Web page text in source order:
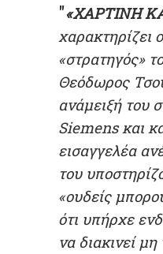
"«ΧΑΡΤΙΝΗ
χαρακτηρίζει
«στρατηγός»
Θεόδωρος
ανάμειξή του
Siemens και
εισαγγελέα
του
«ουδείς
ότι υπήρχε
να διακινεί